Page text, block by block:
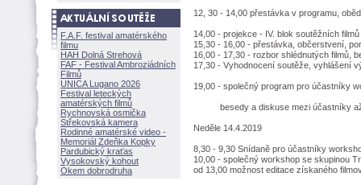
F.A.F. festival amatérského
filmu
HAH Dolná Strehov
FAF - Festival Ambroziádních
Filmů
UNICA Lugano 2026
Festival leteckých
amatérských filmů
Rychnovská osmička
Střekovská kamera
Rodinné amatérské video -
Memoriál Zdeňka Kopky
Pardubický kraťas
Vysokovský kohout
Okem dobrodruha
12, 30 - 14,00 přestávka v programu,
14,00 - projekce - IV. blok soutěžních filmů
15,30 - 16,00 - přestávka, občerstvení,
16,00 - 17,30 - rozbor shlédnutých filmů,
17,30 - Vyhodnocení soutěže, vyhlášení
19,00 - společný program pro účastníky
besedy a diskuse mezi účastníky až
Neděle 14.4.2019
8,30 - 9,30 Snídaně pro účastníky
10,00 - společný workshop se skupinou
od 13,00 možnost editace získaného